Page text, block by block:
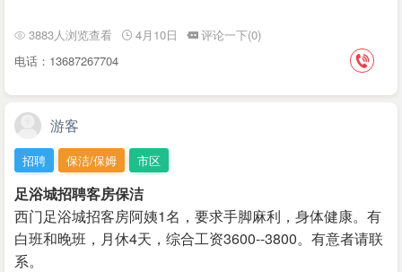
3883人浏览查看 4月10日
评论一下(0)
电话：13687267704
游客
招聘 保洁/保姆 市区
足浴城招聘客房保洁
西门足浴城招客房阿姨1名，要求手脚麻利，身体健康。有
白班和晚班，月休4天，综合工资3600--3800。有意者请联
系。